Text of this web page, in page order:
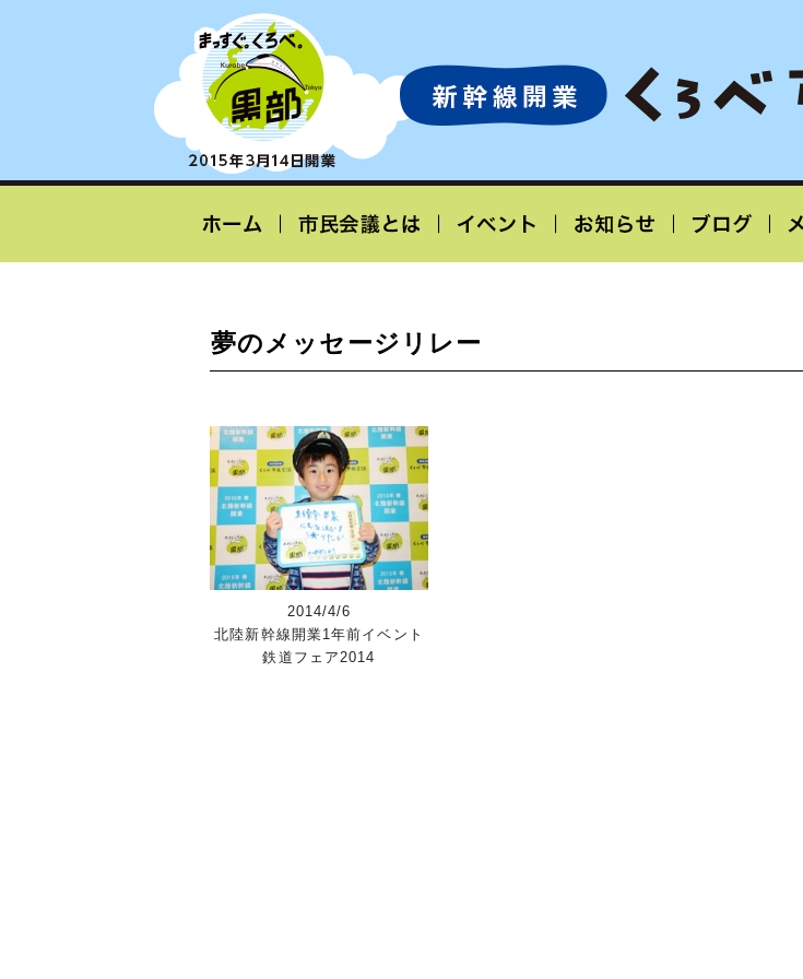
夢のメッセージリレー
2014/4/6
北陸新幹線開業1年前イベント
鉄道フェア2014